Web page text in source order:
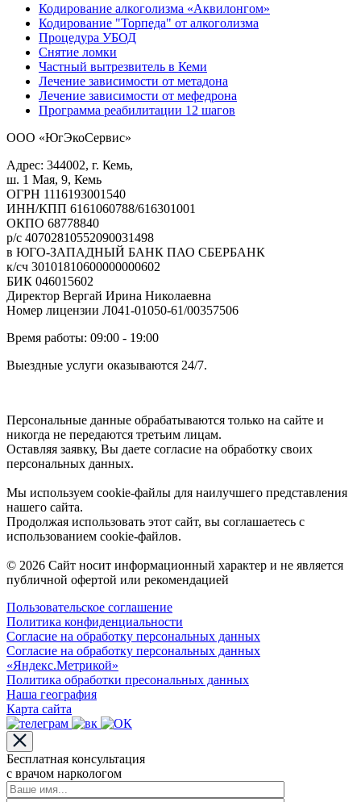
Кодирование алкоголизма «Аквилонгом»
Кодирование "Торпеда" от алкоголизма
Процедура УБОД
Снятие ломки
Частный вытрезвитель в Кеми
Лечение зависимости от метадона
Лечение зависимости от мефедрона
Программа реабилитации 12 шагов
ООО «ЮгЭкоСервис»
Адрес: 344002, г. Кемь,
ш. 1 Мая, 9, Кемь
ОГРН 1116193001540
ИНН/КПП 6161060788/616301001
ОКПО 68778840
р/с 40702810552090031498
в ЮГО-ЗАПАДНЫЙ БАНК ПАО СБЕРБАНК
к/сч 30101810600000000602
БИК 046015602
Директор Вергай Ирина Николаевна
Номер лицензии Л041-01050-61/00357506
Время работы: 09:00 - 19:00
Выездные услуги оказываются 24/7.
Персональные данные обрабатываются только на сайте и
никогда не передаются третьим лицам.
Оставляя заявку, Вы даете согласие на обработку своих
персональных данных.
Мы используем cookie-файлы для наилучшего представления
нашего сайта.
Продолжая использовать этот сайт, вы соглашаетесь с
использованием cookie-файлов.
© 2026 Сайт носит информационный характер и не является
публичной офертой или рекомендацией
Пользовательское соглашение
Политика конфиденциальности
Согласие на обработку персональных данных
Согласие на обработку персональных данных
«Яндекс.Метрикой»
Политика обработки пресональных данных
Наша география
Карта сайта
Бесплатная консультация
с врачом наркологом